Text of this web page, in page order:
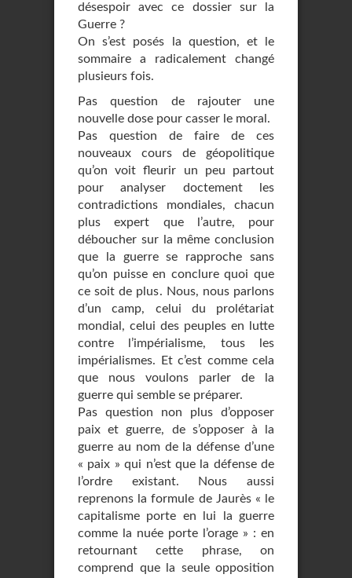
désespoir avec ce dossier sur la
Guerre ?
On s’est posés la question, et le
sommaire a radicalement changé
plusieurs fois.
Pas question de rajouter une
nouvelle dose pour casser le moral.
Pas question de faire de ces
nouveaux cours de géopolitique
qu’on voit fleurir un peu partout
pour analyser doctement les
contradictions mondiales, chacun
plus expert que l’autre, pour
déboucher sur la même conclusion
que la guerre se rapproche sans
qu’on puisse en conclure quoi que
ce soit de plus. Nous, nous parlons
d’un camp, celui du prolétariat
mondial, celui des peuples en lutte
contre l’impérialisme, tous les
impérialismes. Et c’est comme cela
que nous voulons parler de la
guerre qui semble se préparer.
Pas question non plus d’opposer
paix et guerre, de s’opposer à la
guerre au nom de la défense d’une
« paix » qui n’est que la défense de
l’ordre existant. Nous aussi
reprenons la formule de Jaurès « le
capitalisme porte en lui la guerre
comme la nuée porte l’orage » : en
retournant cette phrase, on
comprend que la seule opposition